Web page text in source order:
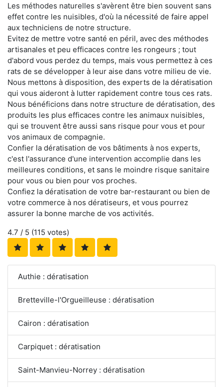
Les méthodes naturelles s'avèrent être bien souvent sans
effet contre les nuisibles, d'où la nécessité de faire appel
aux techniciens de notre structure.
Evitez de mettre votre santé en péril, avec des méthodes
artisanales et peu efficaces contre les rongeurs ; tout
d'abord vous perdez du temps, mais vous permettez à ces
rats de se développer à leur aise dans votre milieu de vie.
Nous mettons à disposition, des experts de la dératisation
qui vous aideront à lutter rapidement contre tous ces rats.
Nous bénéficions dans notre structure de dératisation, des
produits les plus efficaces contre les animaux nuisibles,
qui se trouvent être aussi sans risque pour vous et pour
vos animaux de compagnie.
Confier la dératisation de vos bâtiments à nos experts,
c'est l'assurance d'une intervention accomplie dans les
meilleures conditions, et sans le moindre risque sanitaire
pour vous ou bien pour vos proches.
Confiez la dératisation de votre bar-restaurant ou bien de
votre commerce à nos dératiseurs, et vous pourrez
assurer la bonne marche de vos activités.
4.7 / 5 (115 votes)
Authie : dératisation
Bretteville-l'Orgueilleuse : dératisation
Cairon : dératisation
Carpiquet : dératisation
Saint-Manvieu-Norrey : dératisation